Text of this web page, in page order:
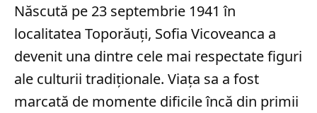
Născută pe 23 septembrie 1941 în
localitatea Toporăuți, Sofia Vicoveanca a
devenit una dintre cele mai respectate figuri
ale culturii tradiționale. Viața sa a fost
marcată de momente dificile încă din primii